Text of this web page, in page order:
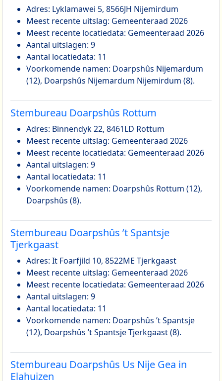
Adres: Lyklamawei 5, 8566JH Nijemirdum
Meest recente uitslag: Gemeenteraad 2026
Meest recente locatiedata: Gemeenteraad 2026
Aantal uitslagen: 9
Aantal locatiedata: 11
Voorkomende namen: Doarpshûs Nijemardum
(12), Doarpshûs Nijemardum Nijemirdum (8).
Stembureau Doarpshûs Rottum
Adres: Binnendyk 22, 8461LD Rottum
Meest recente uitslag: Gemeenteraad 2026
Meest recente locatiedata: Gemeenteraad 2026
Aantal uitslagen: 9
Aantal locatiedata: 11
Voorkomende namen: Doarpshûs Rottum (12),
Doarpshûs (8).
Stembureau Doarpshûs ’t Spantsje
Tjerkgaast
Adres: It Foarfjild 10, 8522ME Tjerkgaast
Meest recente uitslag: Gemeenteraad 2026
Meest recente locatiedata: Gemeenteraad 2026
Aantal uitslagen: 9
Aantal locatiedata: 11
Voorkomende namen: Doarpshûs ’t Spantsje
(12), Doarpshûs ’t Spantsje Tjerkgaast (8).
Stembureau Doarpshûs Us Nije Gea in
Elahuizen